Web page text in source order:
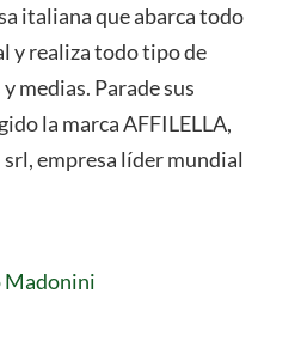
italiana que abarca todo
y realiza todo tipo de
medias. Parade sus
la marca AFFILELLA,
empresa líder mundial